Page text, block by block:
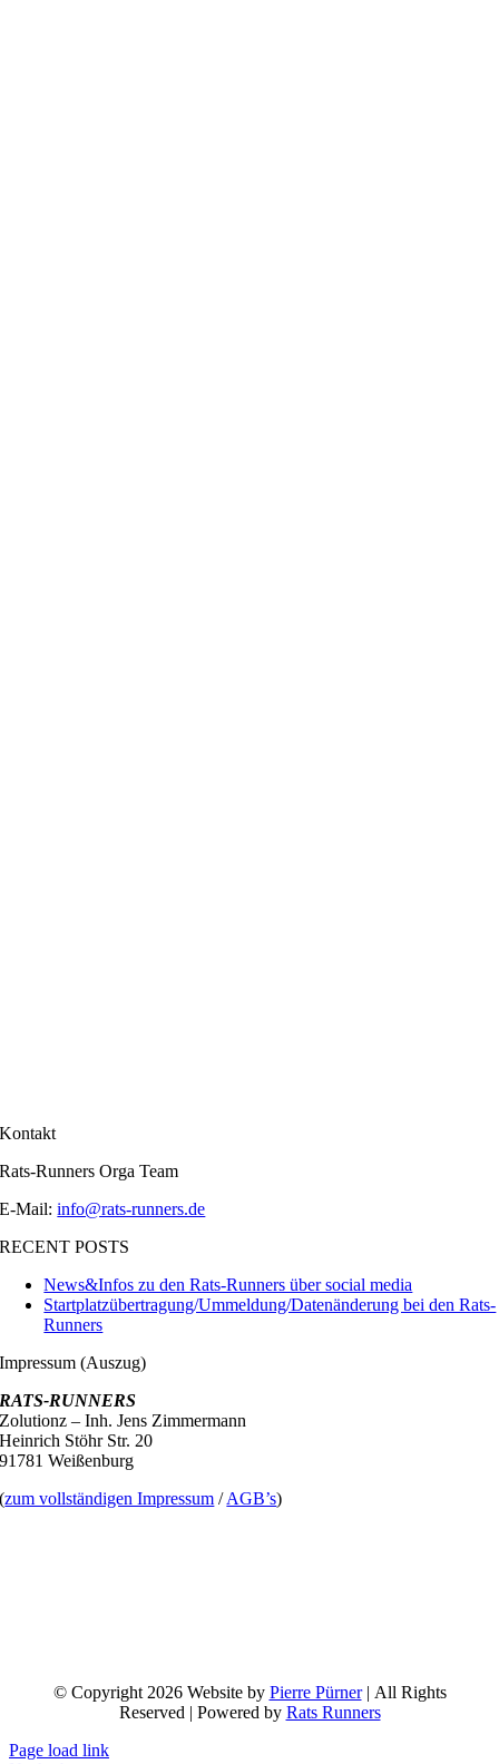
Kontakt
Rats-Runners Orga Team
E-Mail:info@rats-runners.de
RECENT POSTS
News&Infos zu den Rats-Runners über social media
Startplatzübertragung/Ummeldung/Datenänderung bei den Rats-
Runners
Impressum (Auszug)
RATS-RUNNERS
Zolutionz – Inh. Jens Zimmermann
Heinrich Stöhr Str. 20
91781 Weißenburg
(zum vollständigen Impressum /AGB’s)
© Copyright 2026 Website by Pierre Pürner| All Rights
Reserved | Powered by Rats Runners
Page load link